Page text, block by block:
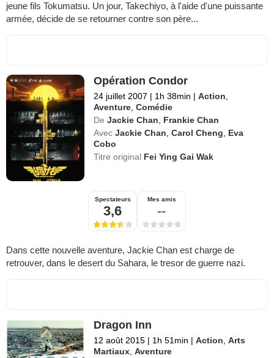
jeune fils Tokumatsu. Un jour, Takechiyo, à l'aide d'une puissante
armée, décide de se retourner contre son père...
Opération Condor
24 juillet 2007 | 1h 38min | Action
Aventure ,Comédie
De Jackie Chan
Frankie Chan
Avec Jackie Chan ,Carol Cheng
Eva
Cobo
Titre original Fei Ying Gai Wak
Spectateurs
3,6
Mes amis
--
Dans cette nouvelle aventure, Jackie Chan est charge de
retrouver, dans le desert du Sahara, le tresor de guerre nazi.
Dragon Inn
12 août 2015 | 1h 51min | Action ,Arts
Martiaux ,Aventure